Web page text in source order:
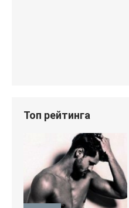
Топ рейтинга